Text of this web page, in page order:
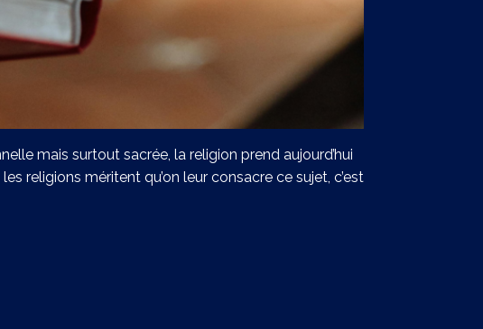
mais surtout sacrée, la religion prend aujourd’hui
religions méritent qu’on leur consacre ce sujet, c’est